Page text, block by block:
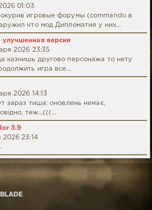
01:03
игровые форумы (commando в
что мод Дипломатия у них...
улучшенная версия
2026 23:35
казнишь другово персонажа то нету
игра все...
2026 14:13
зараз тиша: оновлень немає,
теж...(((...
3.9
2026 23:14